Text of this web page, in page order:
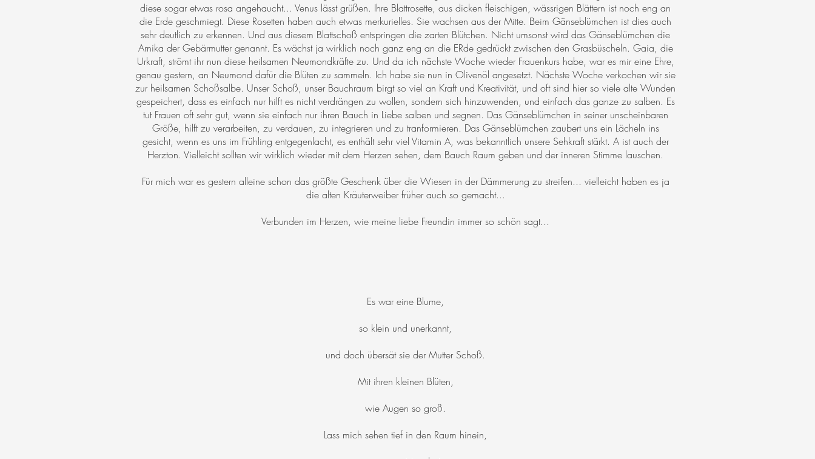
diese sogar etwas rosa angehaucht... Venus lässt grüßen. Ihre Blattrosette, aus dicken fleischigen, wässrigen Blättern ist noch eng an
die Erde geschmiegt. Diese Rosetten haben auch etwas merkurielles. Sie wachsen aus der Mitte. Beim Gänseblümchen ist dies auch
sehr deutlich zu erkennen. Und aus diesem Blattschoß entspringen die zarten Blütchen. Nicht umsonst wird das Gänseblümchen die
Arnika der Gebärmutter genannt. Es wächst ja wirklich noch ganz eng an die ERde gedrückt zwischen den Grasbüscheln. Gaia, die
Urkraft, strömt ihr nun diese heilsamen Neumondkräfte zu. Und da ich nächste Woche wieder Frauenkurs habe, war es mir eine Ehre,
genau gestern, an Neumond dafür die Blüten zu sammeln. Ich habe sie nun in Olivenöl angesetzt. Nächste Woche verkochen wir sie
zur heilsamen Schoßsalbe. Unser Schoß, unser Bauchraum birgt so viel an Kraft und Kreativität, und oft sind hier so viele alte Wunden
gespeichert, dass es einfach nur hilft es nicht verdrängen zu wollen, sondern sich hinzuwenden, und einfach das ganze zu salben. Es
tut Frauen oft sehr gut, wenn sie einfach nur ihren Bauch in Liebe salben und segnen. Das Gänseblümchen in seiner unscheinbaren
Größe, hilft zu verarbeiten, zu verdauen, zu integrieren und zu tranformieren. Das Gänseblümchen zaubert uns ein Lächeln ins
gesicht, wenn es uns im Frühling entgegenlacht, es enthält sehr viel Vitamin A, was bekanntlich unsere Sehkraft stärkt. A ist auch der
Herzton. Vielleicht sollten wir wirklich wieder mit dem Herzen sehen, dem Bauch Raum geben und der inneren Stimme lauschen.
Für mich war es gestern alleine schon das größte Geschenk über die Wiesen in der Dämmerung zu streifen... vielleicht haben es ja
die alten Kräuterweiber früher auch so gemacht...
Verbunden im Herzen, wie meine liebe Freundin immer so schön sagt...
Es war eine Blume,
so klein und unerkannt,
und doch übersät sie der Mutter Schoß.
Mit ihren kleinen Blüten,
wie Augen so groß.
Lass mich sehen tief in den Raum hinein,